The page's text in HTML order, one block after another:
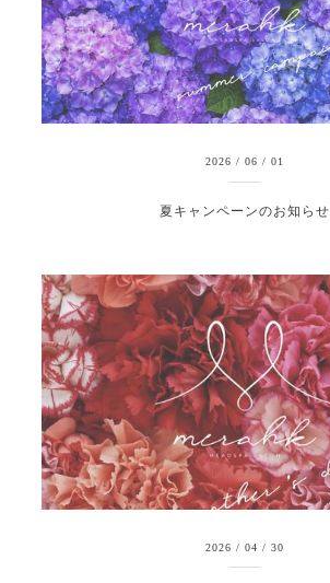
2026 / 06 / 01
夏キャンペーンのお知らせ
2026 / 04 / 30